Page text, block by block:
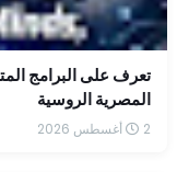
تعرف على البرامج
المصرية الروسية
2 أغسطس 2026